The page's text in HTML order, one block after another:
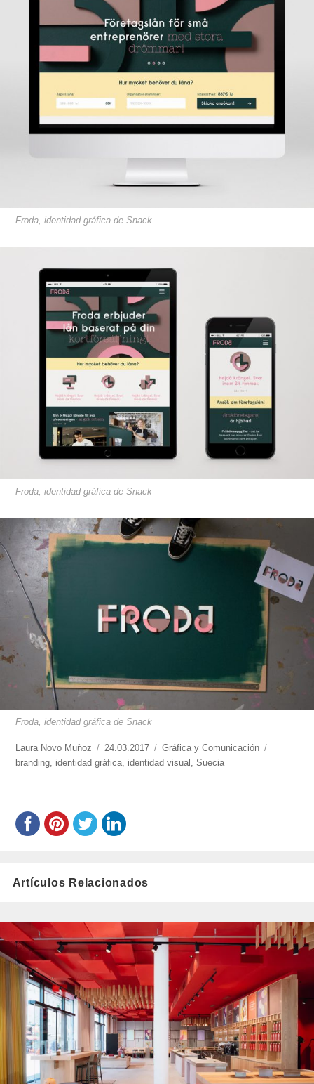
Froda, identidad gráfica de Snack
Froda, identidad gráfica de Snack
Froda, identidad gráfica de Snack
https://www.experimenta.es/author/laura-
novo-
Laura Novo Muñoz
Publicado
el
24.03.2017 Categorías
Gráfica y Comunicación
branding, identidad gráfica, identidad visual ,Suecia
Artículos Relacionados